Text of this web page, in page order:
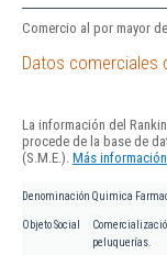
Comercio al por mayor
Datos comerciales
La información del
procede de la base de
(S.M.E.). Más
Denominación Quimica
Objeto Social
peluquerías.